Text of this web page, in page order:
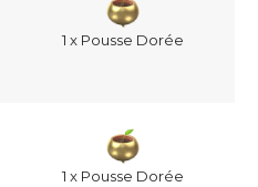
1 x Pousse Dorée
1 x Pousse Dorée